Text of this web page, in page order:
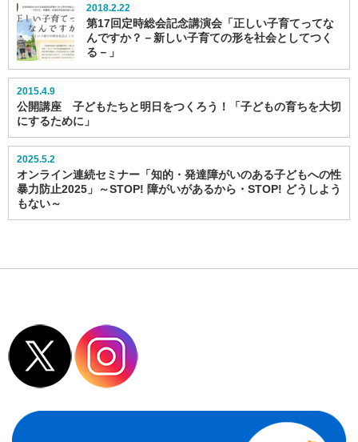
2018.2.22
第17回定時総会記念講演会「正しい子育てってな
んですか？－新しい子育ての形を社会としてつく
る－」
2015.4.9
公開講座 子どもたちと明日をつくろう！「子どもの育ちを大切
にするために」
2025.5.2
オンライン連続セミナー「知的・発達障がいのある子どもへの性
暴力防止2025」～STOP! 障がいがあるから・STOP! どうしよう
もない～